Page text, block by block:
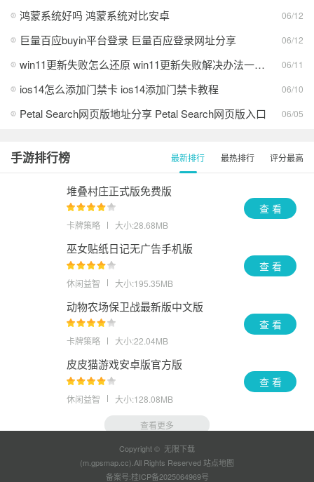
鸿蒙系统好吗 鸿蒙系统对比安卓 06/12
巨量百应buyin平台登录 巨量百应登录网址分享 06/12
win11更新失败怎么还原 win11更新失败解决办法一览2026 06/11
ios14怎么添加门禁卡 ios14添加门禁卡教程 06/10
Petal Search网页版地址分享 Petal Search网页版入口 06/05
手游排行榜 最新排行 最热排行 评分最高
堆叠村庄正式版免费版
卡牌策略 大小:28.68MB
查 看
巫女贴纸日记无广告手机版
休闲益智 大小:195.35MB
查 看
动物农场保卫战最新版中文版
卡牌策略 大小:22.04MB
查 看
皮皮猫游戏安卓版官方版
休闲益智 大小:128.08MB
查 看
查看更多
Copyright © 无限下载
(m.gpsmap.cc).All Rights Reserved 站点地图
备案号:桂ICP备2025064969号